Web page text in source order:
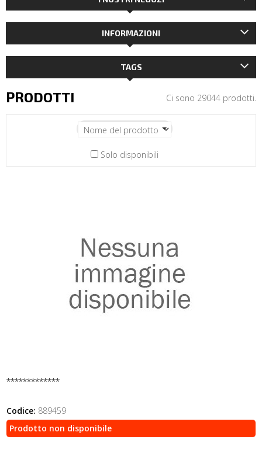
INFORMAZIONI
TAGS
PRODOTTI Ci sono 29044 prodotti.
Solo disponibili
*************
Codice: 889459
Prodotto non disponibile